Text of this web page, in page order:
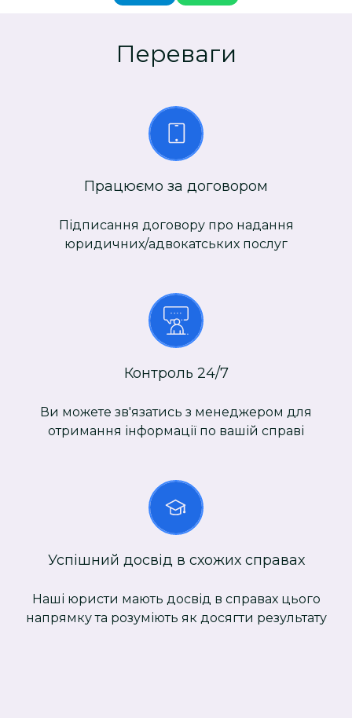
Переваги
Працюємо за договором
Підписання договору про надання
юридичних/адвокатських послуг
Контроль 24/7
Ви можете зв'язатись з менеджером для
отримання інформації по вашій справі
Успішний досвід в схожих справах
Наші юристи мають досвід в справах цього
напрямку та розуміють як досягти результату